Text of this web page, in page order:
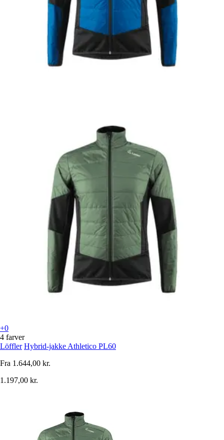
+0
4 farver
Löffler Hybrid-jakke Athletico PL60
Fra 1.644,00 kr.
1.197,00 kr.